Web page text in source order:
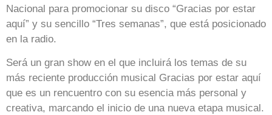
Nacional para promocionar su disco “Gracias por estar
aquí” y su sencillo “Tres semanas”, que está posicionado
en la radio.
Será un gran show en el que incluirá los temas de su
más reciente producción musical Gracias por estar aquí
que es un rencuentro con su esencia más personal y
creativa, marcando el inicio de una nueva etapa musical.